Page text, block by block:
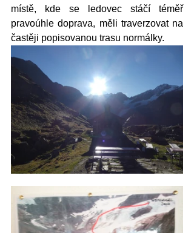
místě, kde se ledovec stáčí téměř
pravoúhle doprava, měli traverzovat na
častěji popisovanou trasu normálky.